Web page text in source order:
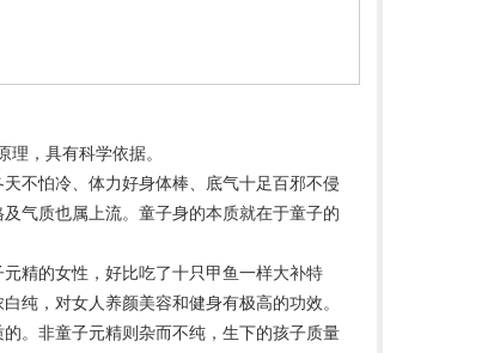
，具有科学依据。
怕冷、体力好身体棒、底气十足百邪不侵
气质也属上流。童子身的本质就在于童子的
精的女性，好比吃了十只甲鱼一样大补特
纯，对女人养颜美容和健身有极高的功效。
。非童子元精则杂而不纯，生下的孩子质量